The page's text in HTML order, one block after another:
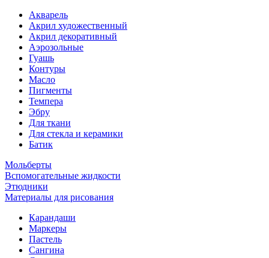
Акварель
Акрил художественный
Акрил декоративный
Аэрозольные
Гуашь
Контуры
Масло
Пигменты
Темпера
Эбру
Для ткани
Для стекла и керамики
Батик
Мольберты
Вспомогательные жидкости
Этюдники
Материалы для рисования
Карандаши
Маркеры
Пастель
Сангина